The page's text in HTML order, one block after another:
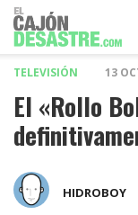
TELEVISIÓN 13
El «Rollo
HIDROBOY